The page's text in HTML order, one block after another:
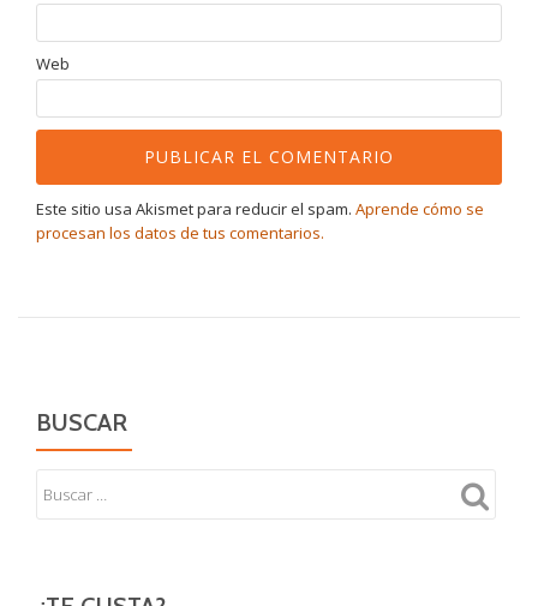
Web
Este sitio usa Akismet para reducir el spam. Aprende cómo se
procesan los datos de tus comentarios.
BUSCAR